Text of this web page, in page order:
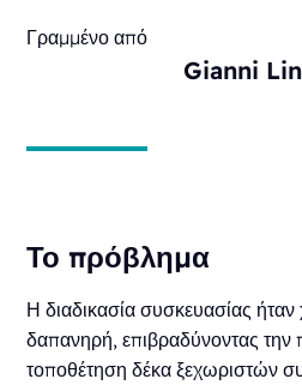
Το πρόβλημα
Η διαδικασία συσκευασίας
δαπανηρή, επιβραδύνοντας
τοποθέτηση δέκα ξεχωριστών
Γραμμένο από
Gianni